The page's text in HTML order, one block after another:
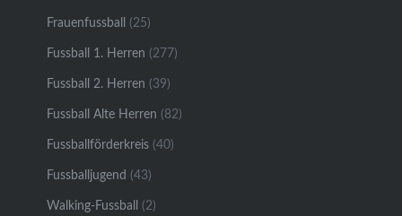
Frauenfussball (25)
Fussball 1. Herren (277)
Fussball 2. Herren (39)
Fussball Alte Herren (82)
Fussballförderkreis (40)
Fussballjugend (43)
Walking-Fussball (2)